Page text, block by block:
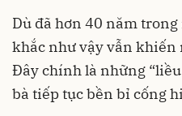
Dù đã hơn 40 năm
khắc như vậy vẫn khiến
Đây chính là những
bà tiếp tục bền bỉ cống